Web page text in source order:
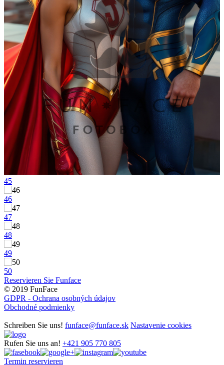
45
46
47
48
49
50
Reservieren Sie Funface
© 2019 FunFace
GDPR - Ochrana osobných údajov
Obchodné podmienky
Schreiben Sie uns! funface@funface.sk Nastavenie cookies
Rufen Sie uns an! +421 905 770 805
Termin reservieren